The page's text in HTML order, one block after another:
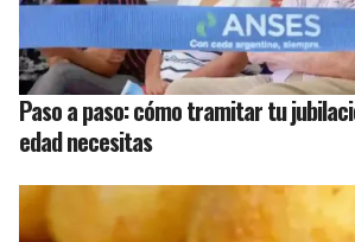
Paso a paso: cómo tramitar tu
edad necesitas